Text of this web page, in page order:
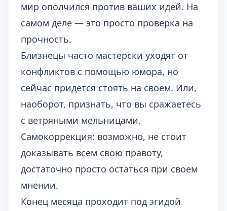
мир ополчился против ваших идей. На
самом деле — это просто проверка на
прочность.
Близнецы часто мастерски уходят от
конфликтов с помощью юмора, но
сейчас придется стоять на своем. Или,
наоборот, признать, что вы сражаетесь
с ветряными мельницами.
Самокоррекция: возможно, не стоит
доказывать всем свою правоту,
достаточно просто остаться при своем
мнении.
Конец месяца проходит под эгидой